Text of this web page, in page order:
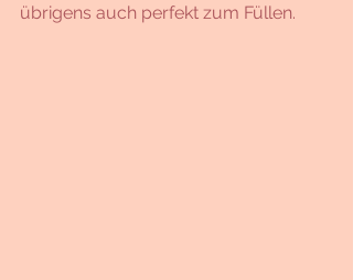
übrigens auch perfekt zum Füllen.